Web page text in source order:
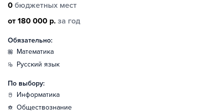
0 бюджетных мест
от 180 000 р. за год
Обязательно:
математика
русский язык
По выбору:
информатика
обществознание